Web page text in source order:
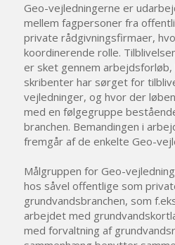
Geo-vejledningerne er
mellem fagpersoner fra
private rådgivningsfirmaer,
koordinerende rolle.
er sket gennem
skribenter har sørget for
vejledninger, og hvor der
med en følgegruppe
branchen. Bemandingen i
fremgår af de enkelte Geo-
Målgruppen for Geo-
hos såvel offentlige som
grundvandsbranchen, som
arbejdet med
med forvaltning af